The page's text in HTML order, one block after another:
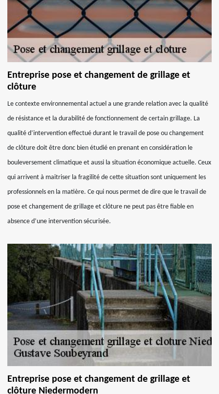
Entreprise pose et changement de grillage et
clôture
Le contexte environnemental actuel a une grande relation avec la qualité
de résistance et la durabilité de fonctionnement de certain grillage. La
qualité d’intervention effectué durant le travail de pose ou changement
de clôture doit être donc bien étudié en prenant en considération le
bouleversement climatique et aussi la situation économique actuelle. Ceux
qui arrivent à maitriser la fragilité de cette situation sont uniquement les
professionnels en la matière. Ce qui nous permet de dire que le travail de
pose et changement de grillage et clôture ne peut pas être fiable en
absence d’une intervention sécurisée.
Entreprise pose et changement de grillage et
clôture Niedermodern